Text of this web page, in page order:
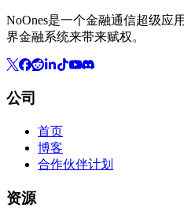
NoOnes是一个金融通信超级应
界金融系统来带来赋权。
公司
首页
博客
合作伙伴计划
资源